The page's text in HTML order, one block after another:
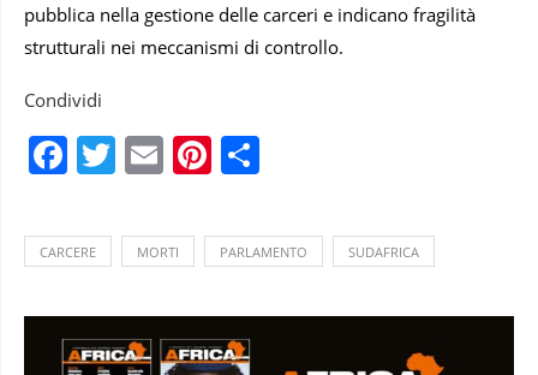
pubblica nella gestione delle carceri e indicano fragilità
strutturali nei meccanismi di controllo.
Condividi
Facebook
Twitter
EmailPinterest
CARCERE MORTI PARLAMENTO SUDAFRICA